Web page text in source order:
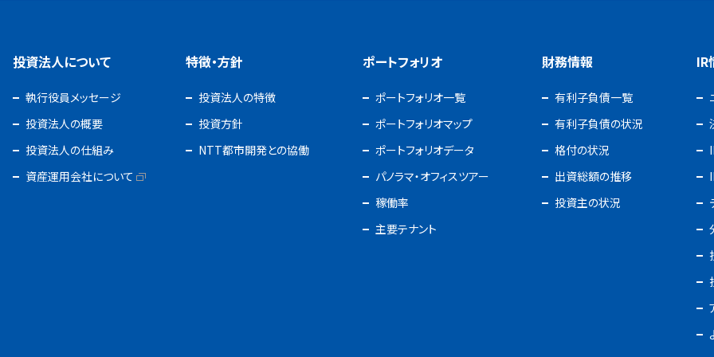
投資法人について
執行役員メッセージ
投資法人の概要
投資法人の仕組み
資産運用会社について
特徴・方針
投資法人の特徴
投資方針
NTT都市開発との協働
ポートフォリオ
ポートフォリオ一覧
ポートフォリオマップ
ポートフォリオデータ
パノラマ・オフィスツアー
稼働率
主要テナント
財務情報
有利子負債一覧
有利子負債の状況
格付の状況
出資総額の推移
投資主の状況
IR